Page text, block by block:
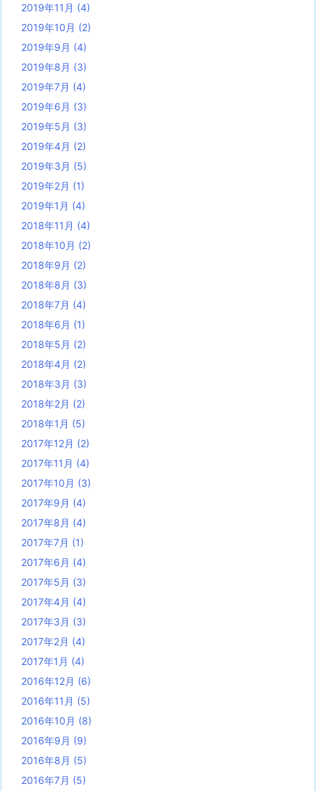
2019年11月 (4)
2019年10月 (2)
2019年9月 (4)
2019年8月 (3)
2019年7月 (4)
2019年6月 (3)
2019年5月 (3)
2019年4月 (2)
2019年3月 (5)
2019年2月 (1)
2019年1月 (4)
2018年11月 (4)
2018年10月 (2)
2018年9月 (2)
2018年8月 (3)
2018年7月 (4)
2018年6月 (1)
2018年5月 (2)
2018年4月 (2)
2018年3月 (3)
2018年2月 (2)
2018年1月 (5)
2017年12月 (2)
2017年11月 (4)
2017年10月 (3)
2017年9月 (4)
2017年8月 (4)
2017年7月 (1)
2017年6月 (4)
2017年5月 (3)
2017年4月 (4)
2017年3月 (3)
2017年2月 (4)
2017年1月 (4)
2016年12月 (6)
2016年11月 (5)
2016年10月 (8)
2016年9月 (9)
2016年8月 (5)
2016年7月 (5)